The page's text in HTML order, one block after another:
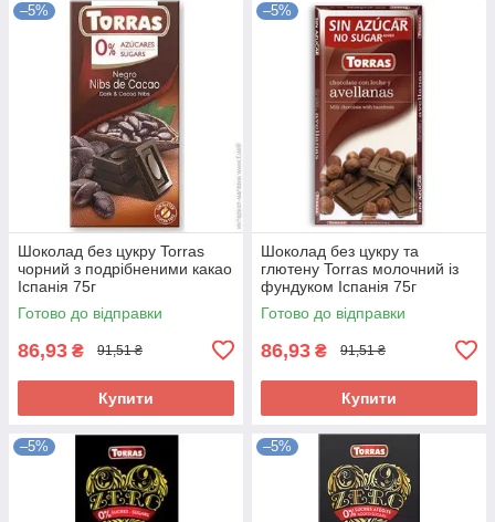
–5%
Шоколад без цукру Torras
чорний з подрібненими какао
Іспанія 75г
Готово до відправки
86,93 ₴ 91,51 ₴
Купити
–5%
Шоколад без цукру та
глютену Torras молочний із
фундуком Іспанія 75г
Готово до відправки
86,93 ₴ 91,51 ₴
Купити
–5% –5%